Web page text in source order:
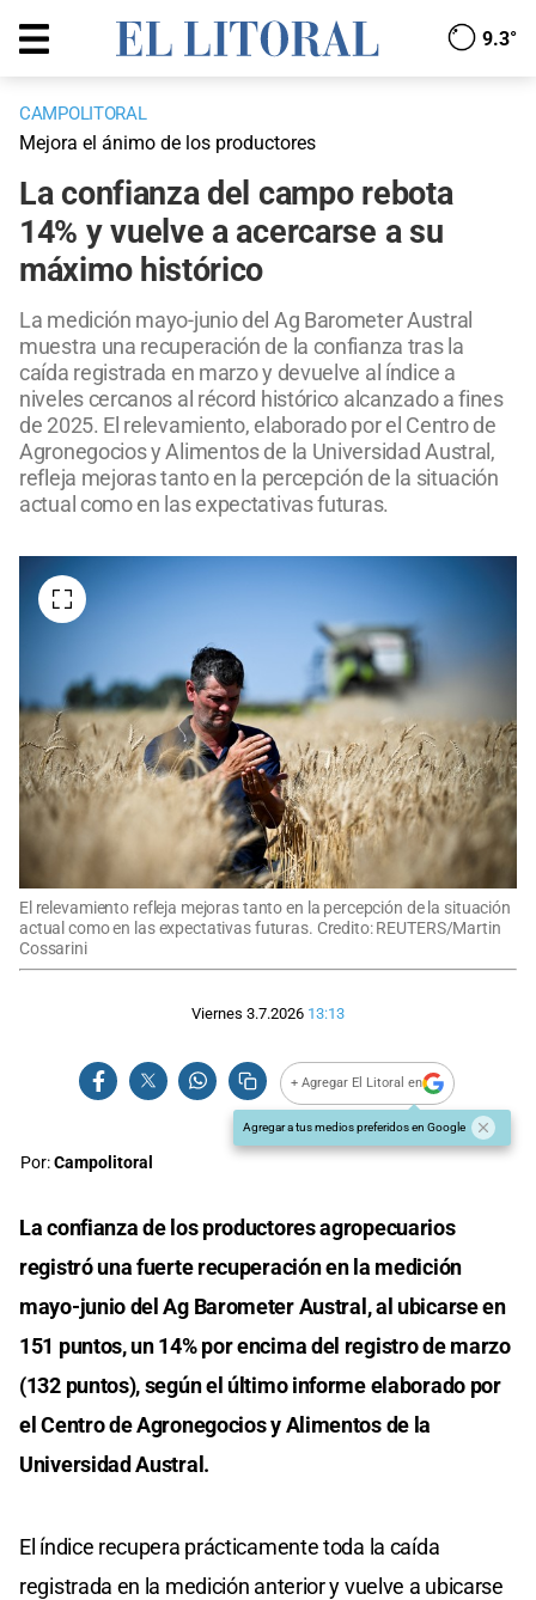
9.3°
CAMPOLITORAL
Mejora el ánimo de los productores
La confianza del campo rebota
14% y vuelve a acercarse a su
máximo histórico
La medición mayo-junio del Ag Barometer Austral
muestra una recuperación de la confianza tras la
caída registrada en marzo y devuelve al índice a
niveles cercanos al récord histórico alcanzado a fines
de 2025. El relevamiento, elaborado por el Centro de
Agronegocios y Alimentos de la Universidad Austral,
refleja mejoras tanto en la percepción de la situación
actual como en las expectativas futuras.
El relevamiento refleja mejoras tanto en la percepción de la situación
actual como en las expectativas futuras. Credito: REUTERS/Martin
Cossarini
Viernes 3.7.2026 13:13
+ Agregar El Litoral en
Agregar a tus medios preferidos en Google
Por:Campolitoral
La confianza de los productores agropecuarios
registró una fuerte recuperación en la medición
mayo-junio del Ag Barometer Austral, al ubicarse en
151 puntos, un 14% por encima del registro de marzo
(132 puntos), según el último informe elaborado por
el Centro de Agronegocios y Alimentos de la
Universidad Austral.
El índice recupera prácticamente toda la caída
registrada en la medición anterior y vuelve a ubicarse